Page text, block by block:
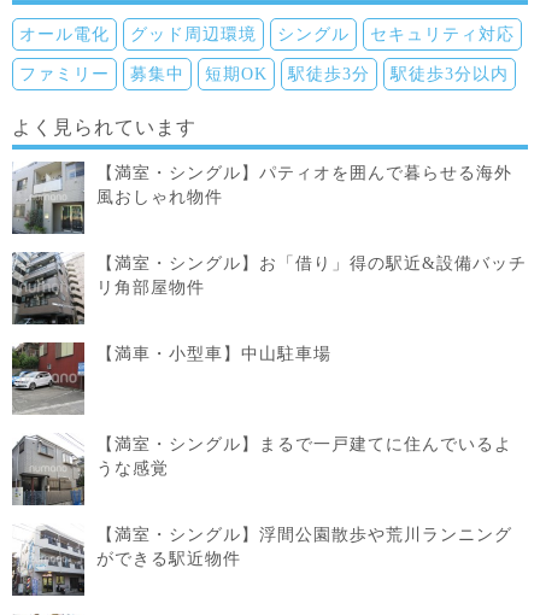
オール電化 グッド周辺環境 シングル セキュリティ対応
ファミリー 募集中 短期OK 駅徒歩3分 駅徒歩3分以内
よく見られています
【満室・シングル】パティオを囲んで暮らせる海外
風おしゃれ物件
【満室・シングル】お「借り」得の駅近&設備バッチ
リ角部屋物件
【満車・小型車】中山駐車場
【満室・シングル】まるで一戸建てに住んでいるよ
うな感覚
【満室・シングル】浮間公園散歩や荒川ランニング
ができる駅近物件